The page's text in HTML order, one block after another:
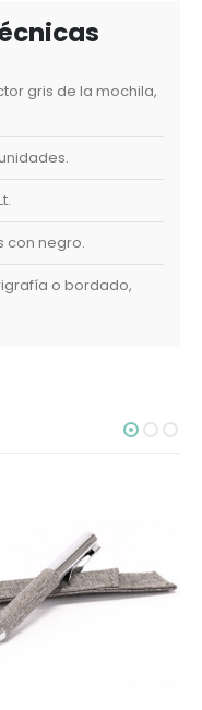
gris de la mochila,
con negro.
o bordado,